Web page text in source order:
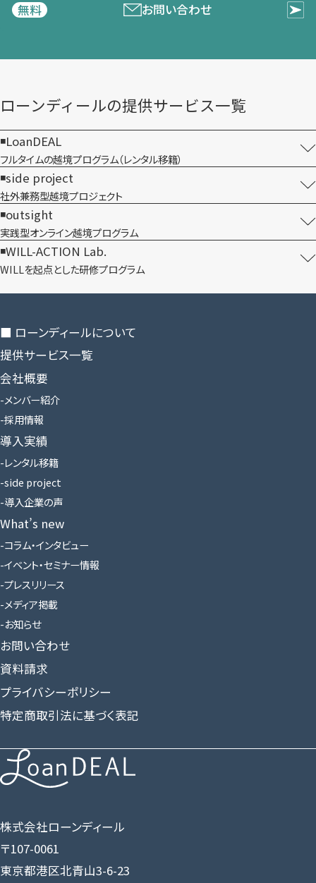
無料
お問い合わせ
ローンディールの​提供サービス一覧
LoanDEAL
フルタイムの越境プログラム​（レンタル移籍）
side project
社外兼務型​越境プロジェクト
outsight
実践型オンライン​越境プログラム
WILL-ACTION Lab.
WILLを​起点とした​研修プログラム
株式会社ローンディール
〒107-0061
東京都港区北青山3-6-23
■ ローンディールに​ついて
提供サービス一覧
会社概要
メンバー紹介
採用情報
導入実績
レンタル移籍
side project
導入企業の声
What’s new
コラム・インタビュー
イベント・セミナー情報
プレスリリース
メディア掲載
お知らせ
お問い合わせ
資料請求
プライバシーポリシー
特定商取引法に基づく表記